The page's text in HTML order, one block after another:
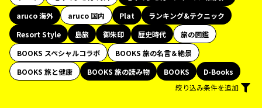
aruco 海外
aruco 国内 Plat
ランキング&テクニック
Resort Style
島旅 御朱印 歴史時代
旅の図鑑
BOOKS スペシャルコラボ
BOOKS 旅の名言＆絶景
BOOKS 旅と健康
BOOKS 旅の読み物 BOOKS
D-Books
絞り込み条件を追加